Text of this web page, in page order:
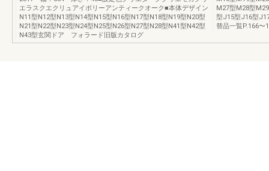
エラスクエクリュアイボリーアンティークオーク■本体デザイン
N11型N12型N13型N14型N15型N16型N17型N18型N19型N20型
N21型N22型N23型N24型N25型N26型N27型N28型N41型N42型
N43型玄関ドア フォラード旧版カタログ
M27型M28型
型J15型J16型
替品一覧P.166〜